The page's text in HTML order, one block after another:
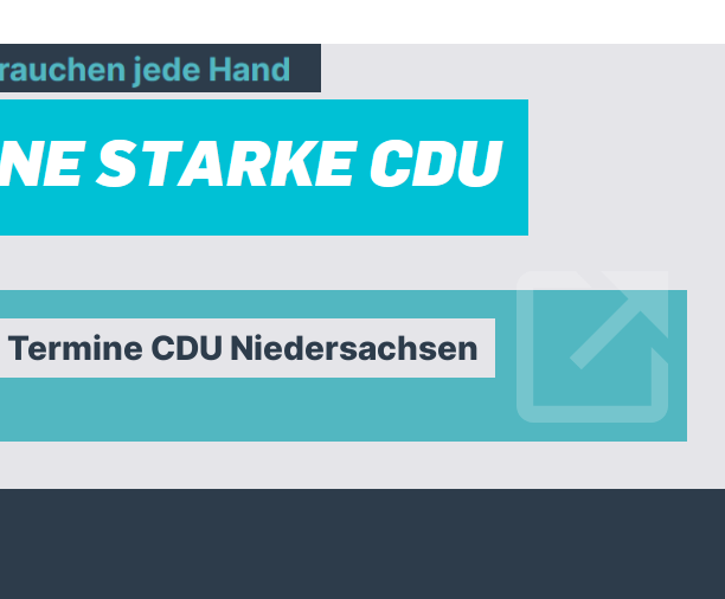
Termine CDU Niedersachsen